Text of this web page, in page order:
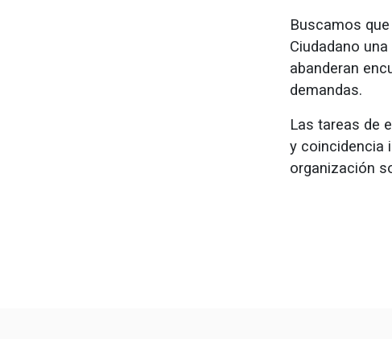
Buscamos
Ciudadano
abanderan
demandas.
Las tareas de
y coincidencia
organización